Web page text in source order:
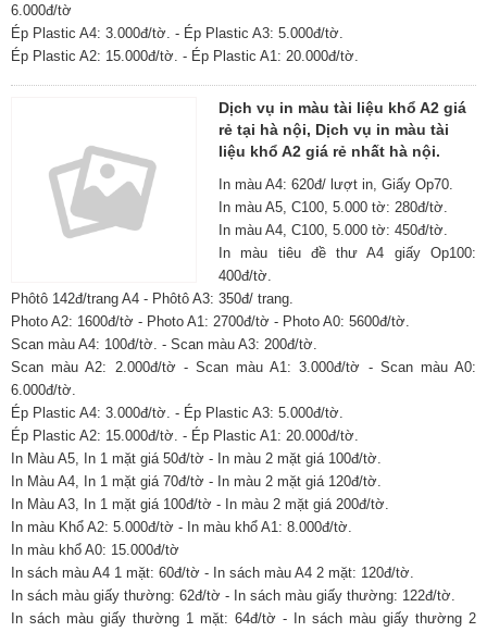
6.000đ/tờ
Ép Plastic A4: 3.000đ/tờ. - Ép Plastic A3: 5.000đ/tờ.
Ép Plastic A2: 15.000đ/tờ. - Ép Plastic A1: 20.000đ/tờ.
Dịch vụ in màu tài liệu khổ A2 giá
rẻ tại hà nội, Dịch vụ in màu tài
liệu khổ A2 giá rẻ nhất hà nội.
In màu A4: 620đ/ lượt in, Giấy Op70.
In màu A5, C100, 5.000 tờ: 280đ/tờ.
In màu A4, C100, 5.000 tờ: 450đ/tờ.
In màu tiêu đề thư A4 giấy Op100:
400đ/tờ.
Phôtô 142đ/trang A4 - Phôtô A3: 350đ/ trang.
Photo A2: 1600đ/tờ - Photo A1: 2700đ/tờ - Photo A0: 5600đ/tờ.
Scan màu A4: 100đ/tờ. - Scan màu A3: 200đ/tờ.
Scan màu A2: 2.000đ/tờ - Scan màu A1: 3.000đ/tờ - Scan màu A0:
6.000đ/tờ.
Ép Plastic A4: 3.000đ/tờ. - Ép Plastic A3: 5.000đ/tờ.
Ép Plastic A2: 15.000đ/tờ. - Ép Plastic A1: 20.000đ/tờ.
In Màu A5, In 1 mặt giá 50đ/tờ - In màu 2 mặt giá 100đ/tờ.
In Màu A4, In 1 mặt giá 70đ/tờ - In màu 2 mặt giá 120đ/tờ.
In Màu A3, In 1 mặt giá 100đ/tờ - In màu 2 mặt giá 200đ/tờ.
In màu Khổ A2: 5.000đ/tờ - In màu khổ A1: 8.000đ/tờ.
In màu khổ A0: 15.000đ/tờ
In sách màu A4 1 mặt: 60đ/tờ - In sách màu A4 2 mặt: 120đ/tờ.
In sách màu giấy thường: 62đ/tờ - In sách màu giấy thường: 122đ/tờ.
In sách màu giấy thường 1 mặt: 64đ/tờ - In sách màu giấy thường 2